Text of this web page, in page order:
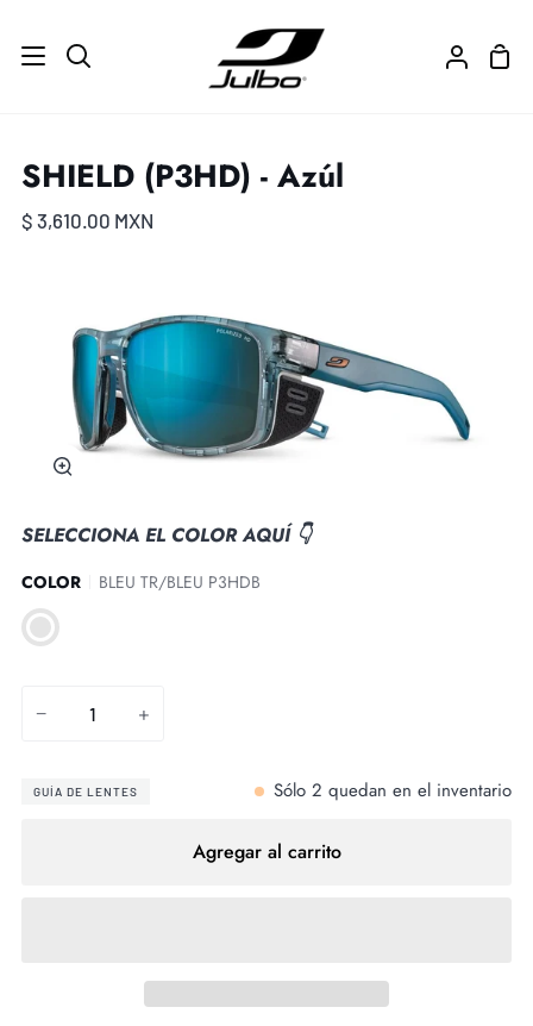
directamente
Buscar
Mi
SHIELD (P3HD) - Azúl
$ 3,610.00 MXN
SELECCIONA EL COLOR AQUÍ 👇
COLOR
BLEU TR/BLEU P3HDB
BLEU
TR/BLEU
P3HDB
− +
GUÍA DE LENTES Sólo 2 quedan en el inventario
Agregar al carrito